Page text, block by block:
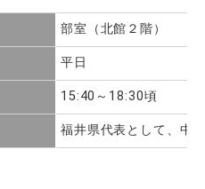
部室（北館２階）
平日
15:40～18:30頃
福井県代表として、中